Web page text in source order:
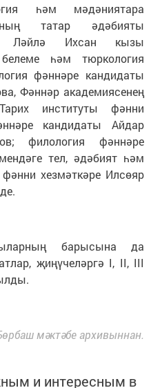
һәм мәдәниятара
татар әдәбияты
Ләйлә Ихсан кызы
һәм тюркология
фәннәре кандидаты
Фәннәр академиясенең
институты фәнни
кандидаты Айдар
филология фәннәре
тел, әдәбият һәм
хезмәткәре Илсөяр
барысына да
җиңүчеләргә I, II, III
мәктәбе архивыннан.
и интересным в